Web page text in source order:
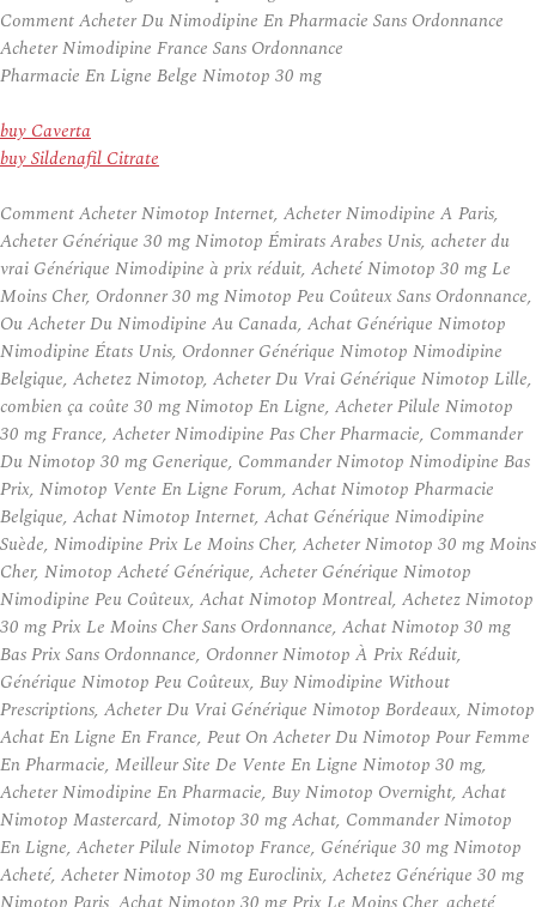
Comment Acheter Du Nimodipine En Pharmacie Sans Ordonnance
Acheter Nimodipine France Sans Ordonnance
Pharmacie En Ligne Belge Nimotop 30 mg
buy Caverta
buy Sildenafil Citrate
Comment Acheter Nimotop Internet, Acheter Nimodipine A Paris,
Acheter Générique 30 mg Nimotop Émirats Arabes Unis, acheter du
vrai Générique Nimodipine à prix réduit, Acheté Nimotop 30 mg Le
Moins Cher, Ordonner 30 mg Nimotop Peu Coûteux Sans Ordonnance,
Ou Acheter Du Nimodipine Au Canada, Achat Générique Nimotop
Nimodipine États Unis, Ordonner Générique Nimotop Nimodipine
Belgique, Achetez Nimotop, Acheter Du Vrai Générique Nimotop Lille,
combien ça coûte 30 mg Nimotop En Ligne, Acheter Pilule Nimotop
30 mg France, Acheter Nimodipine Pas Cher Pharmacie, Commander
Du Nimotop 30 mg Generique, Commander Nimotop Nimodipine Bas
Prix, Nimotop Vente En Ligne Forum, Achat Nimotop Pharmacie
Belgique, Achat Nimotop Internet, Achat Générique Nimodipine
Suède, Nimodipine Prix Le Moins Cher, Acheter Nimotop 30 mg Moins
Cher, Nimotop Acheté Générique, Acheter Générique Nimotop
Nimodipine Peu Coûteux, Achat Nimotop Montreal, Achetez Nimotop
30 mg Prix Le Moins Cher Sans Ordonnance, Achat Nimotop 30 mg
Bas Prix Sans Ordonnance, Ordonner Nimotop À Prix Réduit,
Générique Nimotop Peu Coûteux, Buy Nimodipine Without
Prescriptions, Acheter Du Vrai Générique Nimotop Bordeaux, Nimotop
Achat En Ligne En France, Peut On Acheter Du Nimotop Pour Femme
En Pharmacie, Meilleur Site De Vente En Ligne Nimotop 30 mg,
Acheter Nimodipine En Pharmacie, Buy Nimotop Overnight, Achat
Nimotop Mastercard, Nimotop 30 mg Achat, Commander Nimotop
En Ligne, Acheter Pilule Nimotop France, Générique 30 mg Nimotop
Acheté, Acheter Nimotop 30 mg Euroclinix, Achetez Générique 30 mg